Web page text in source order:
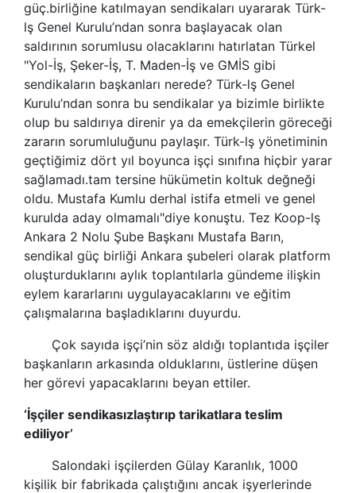
güç.birliğine katılmayan sendikaları uyararak Türk-
lş Genel Kurulu’ndan sonra başlayacak olan
saldırının sorumlusu olacaklarını hatırlatan Türkel
"Yol-İş, Şeker-İş, T. Maden-İş ve GMİS gibi
sendikaların başkanları nerede? Türk-lş Genel
Kurulu’ndan sonra bu sendikalar ya bizimle birlikte
olup bu saldırıya direnir ya da emekçilerin göreceği
zararın sorumluluğunu paylaşır. Türk-lş yönetiminin
geçtiğimiz dört yıl boyunca işçi sınıfına hiçbir yarar
sağlamadı.tam tersine hükümetin koltuk değneği
oldu. Mustafa Kumlu derhal istifa etmeli ve genel
kurulda aday olmamalı"diye konuştu. Tez Koop-lş
Ankara 2 Nolu Şube Başkanı Mustafa Barın,
sendikal güç birliği Ankara şubeleri olarak platform
oluşturduklarını aylık toplantılarla gündeme ilişkin
eylem kararlarını uygulayacaklarını ve eğitim
çalışmalarına başladıklarını duyurdu.
Çok sayıda işçi’nin söz aldığı toplantıda işçiler
başkanların arkasında olduklarını, üstlerine düşen
her görevi yapacaklarını beyan ettiler.
‘İşçiler sendikasızlaştırıp tarikatlara teslim
ediliyor’
Salondaki işçilerden Gülay Karanlık, 1000
kişilik bir fabrikada çalıştığını ancak işyerlerinde